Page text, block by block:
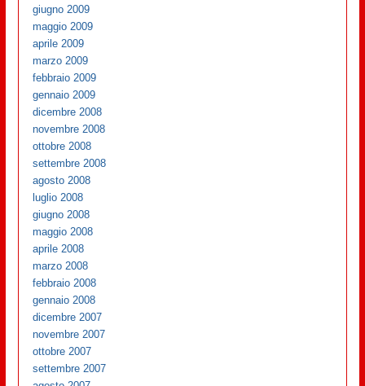
giugno 2009
maggio 2009
aprile 2009
marzo 2009
febbraio 2009
gennaio 2009
dicembre 2008
novembre 2008
ottobre 2008
settembre 2008
agosto 2008
luglio 2008
giugno 2008
maggio 2008
aprile 2008
marzo 2008
febbraio 2008
gennaio 2008
dicembre 2007
novembre 2007
ottobre 2007
settembre 2007